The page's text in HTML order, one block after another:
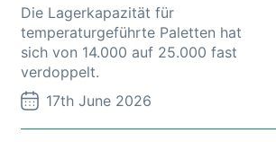
Die Lagerkapazität für
temperaturgeführte Paletten hat
sich von 14.000 auf 25.000 fast
verdoppelt.
17th June 2026